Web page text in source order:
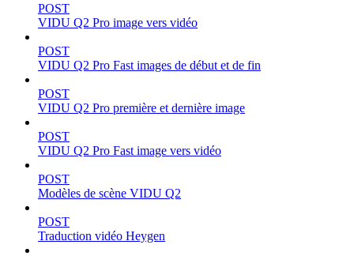
POST
VIDU Q2 Pro image vers vidéo
POST
VIDU Q2 Pro Fast images de début et de fin
POST
VIDU Q2 Pro première et dernière image
POST
VIDU Q2 Pro Fast image vers vidéo
POST
Modèles de scène VIDU Q2
POST
Traduction vidéo Heygen